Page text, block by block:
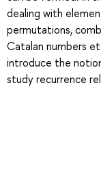
dealing with
permutations,
Catalan numbers
introduce the
study recurrence